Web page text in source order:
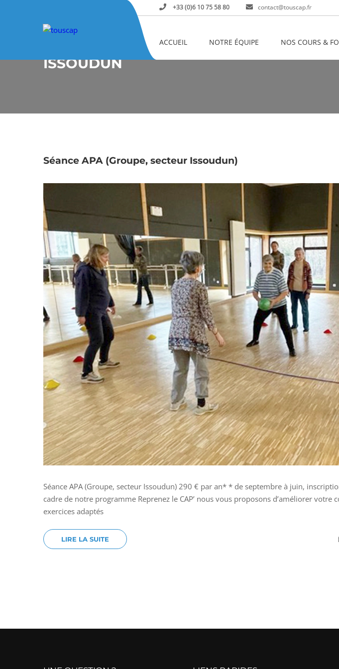
+33 (0)6 10 75 58 80 contact@touscap.fr
ACCUEIL NOTRE ÉQUIPE NOS COURS &
ISSOUDUN
Séance APA (Groupe, secteur Issoudun)
Séance APA (Groupe, secteur Issoudun) 290 € par an* * de septembre à juin,
cadre de notre programme Reprenez le CAP’ nous vous proposons d’améliorer votre
exercices adaptés
LIRE LA SUITE